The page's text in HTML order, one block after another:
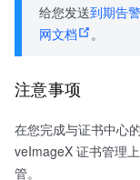
给您发送到期告
网文档
。
注意事项
在您完成与证书中心
veImageX 证书管理
管。